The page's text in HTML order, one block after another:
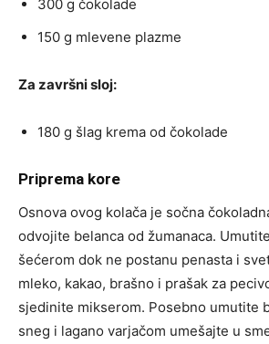
300 g čokolade
150 g mlevene plazme
Za završni sloj:
180 g šlag krema od čokolade
Priprema kore
Osnova ovog kolača je sočna
odvojite belanca od žumanaca.
šećerom dok ne postanu penasta i
mleko, kakao, brašno i prašak za
sjedinite mikserom. Posebno umutite
sneg i lagano varjačom umešajte u